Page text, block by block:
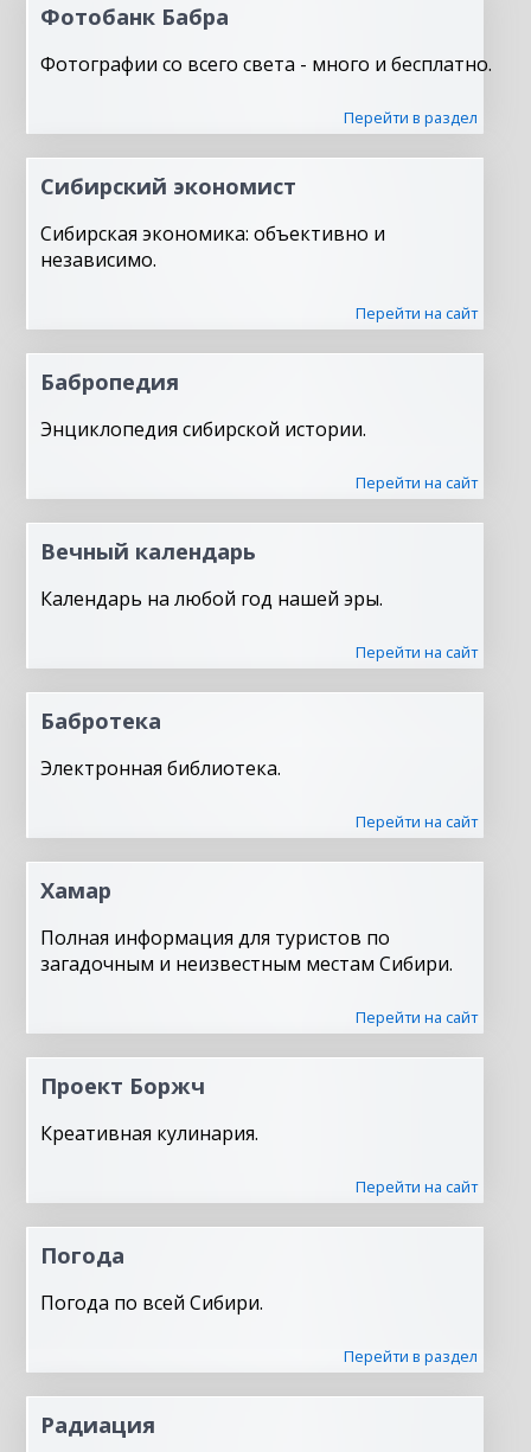
Фотобанк Бабра
Фотографии со всего света - много и бесплатно.
Перейти в раздел
Сибирский экономист
Сибирская экономика: объективно и
независимо.
Перейти на сайт
Бабропедия
Энциклопедия сибирской истории.
Перейти на сайт
Вечный календарь
Календарь на любой год нашей эры.
Перейти на сайт
Бабротека
Электронная библиотека.
Перейти на сайт
Хамар
Полная информация для туристов по
загадочным и неизвестным местам Сибири.
Перейти на сайт
Проект Боржч
Креативная кулинария.
Перейти на сайт
Погода
Погода по всей Сибири.
Перейти в раздел
Радиация